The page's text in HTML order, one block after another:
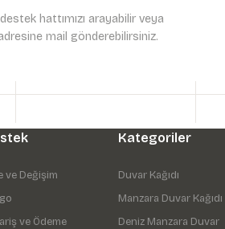
hattımızı arayabilir veya
mail gönderebilirsiniz.
ve Değişim
ve Ödeme
Kategoriler
Duvar Kağıdı
Manzara Duvar Kağıdı
Deniz Manzara Duvar